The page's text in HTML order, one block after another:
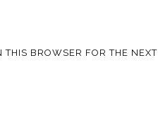
BROWSER FOR THE NEXT